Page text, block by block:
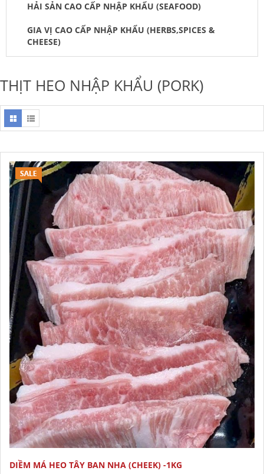
HẢI SẢN CAO CẤP NHẬP KHẨU (SEAFOOD)
GIA VỊ CAO CẤP NHẬP KHẨU (HERBS,SPICES &
CHEESE)
THỊT HEO NHẬP KHẨU (PORK)
DIỀM MÁ HEO TÂY BAN NHA (CHEEK) -1KG